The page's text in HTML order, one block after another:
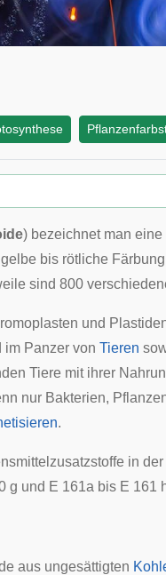
) bezeichnet man
bis rötliche Färbung
sind 800
und
im Panzer von Tieren
Tiere mit ihrer
nur Bakterien,
.
in der
g und E 161a bis E 161
aus ungesättigten